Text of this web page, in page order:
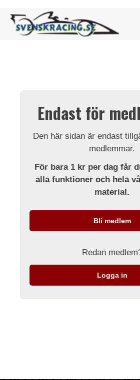
Endast för
Den här sidan är endast
medlemmar.
För bara 1 kr per dag får
alla funktioner och hela
material.
Bli medlem
Redan
Logga in